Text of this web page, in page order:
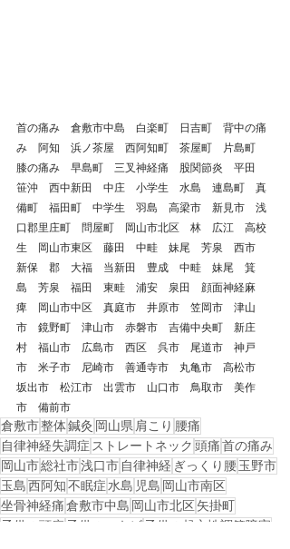
首の痛み　倉敷市中島　白楽町　日吉町　背中の痛
み　阿知　浜ノ茶屋　西阿知町　茶屋町　片島町
膝の痛み　早島町　三叉神経痛　股関節炎　平田
笹沖　西中新田　中庄　小学生　水島　連島町　真
備町　福田町　中学生　羽島　高梁市　新見市　浅
口郡里庄町　問屋町　岡山市北区　林　広江　高校
生　岡山市東区　藤田　中畦　妹尾　芳泉　西市
新保　郡　大福　当新田　豊成　中畦　妹尾　箕
島　芳泉　福田　東畦　浦安　泉田　顔面神経麻
痺　岡山市中区　真庭市　井原市　笠岡市　津山
市　鏡野町　津山市　赤磐市　吉備中央町　新庄
村　福山市　広島市　西区　呉市　尾道市　神戸
市　米子市　尼崎市　善通寺市　丸亀市　高松市
坂出市　松江市　出雲市　山口市　鳥取市　美作
市　備前市
倉敷市整体鍼灸 岡山県 肩こり 腰痛
自律神経失調症 ストレートネック 頭痛首の痛み
岡山市総社市浅口市 自律神経 ぎっくり腰玉野市
玉島西阿知不眠症 水島 児島 岡山市南区
坐骨神経痛倉敷市中島 岡山市北区矢掛町
子供の頭痛 子供のニキビ 子供の起立性調節障害